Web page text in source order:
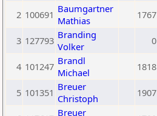
2 100691 Baumgartner
Mathias
1767
3 127793 Branding
Volker
0
4 101247 Brandl
Michael
1818
5 101351 Breuer
Christoph
1907
Breuer